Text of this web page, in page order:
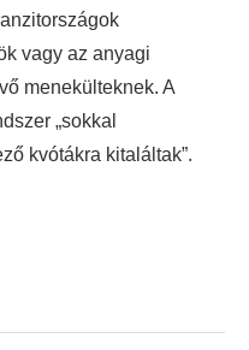
vagy az anyagi
menekülteknek. A
„sokkal
kvótákra kitaláltak”.